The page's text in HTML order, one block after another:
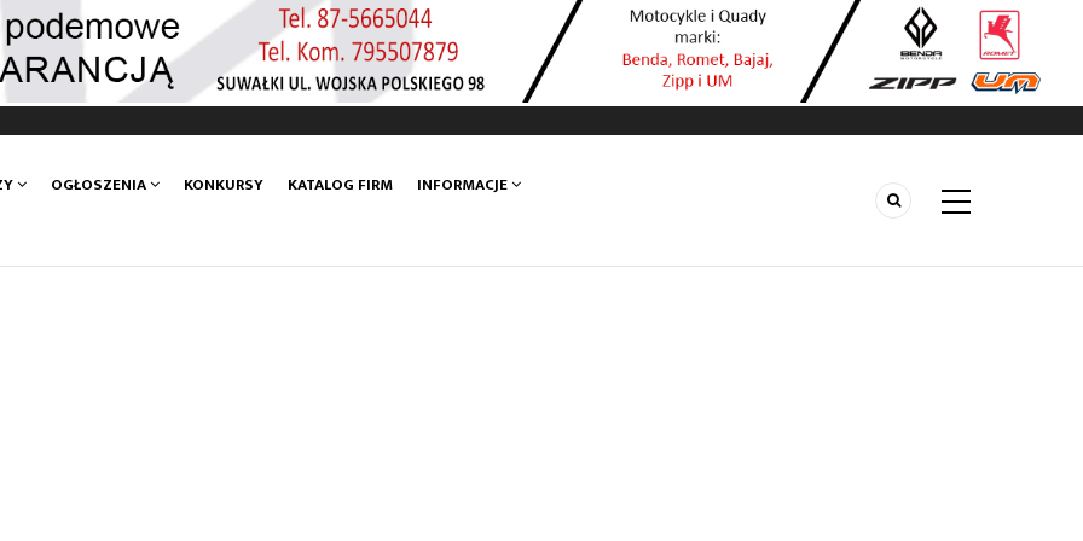
OGŁOSZENIA KONKURSY KATALOG FIRM INFORMACJE